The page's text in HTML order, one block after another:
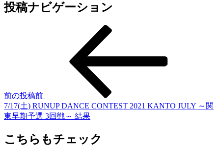
投稿ナビゲーション
前の投稿前
7/17(土) RUNUP DANCE CONTEST 2021 KANTO JULY ～関
東早期予選 3回戦～ 結果
こちらもチェック